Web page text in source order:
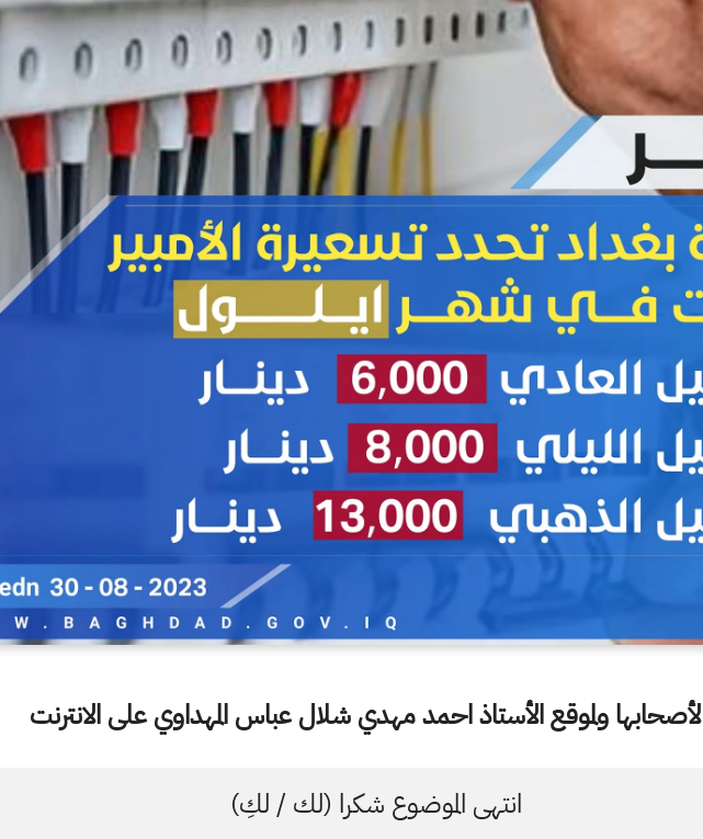
لأصحابها ولموقع الأستاذ احمد مهدي شلال عباس المهداوي على الانترنت
انتهى الموضوع شكرا (لك / لكِ)